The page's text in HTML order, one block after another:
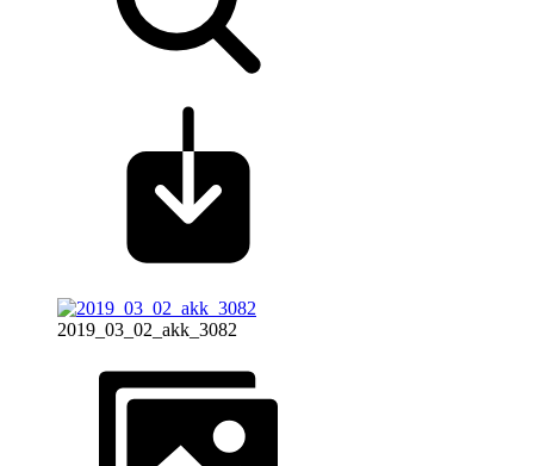
2019_03_02_akk_3082